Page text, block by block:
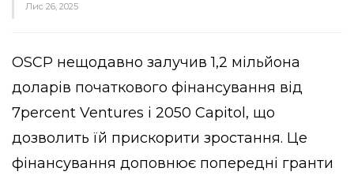
Лис 26, 2025
OSCP нещодавно залучив 1,2 мільйона
доларів початкового фінансування від
7percent Ventures і 2050 Capitol, що
дозволить їй прискорити зростання. Це
фінансування доповнює попередні гранти